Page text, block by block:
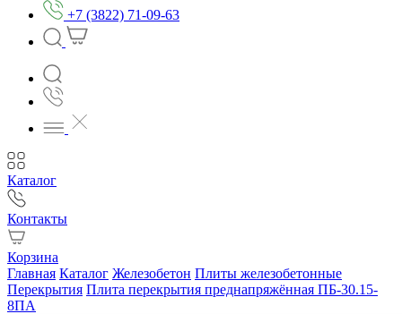
+7 (3822) 71-09-63
Каталог
Контакты
Корзина
Главная Каталог Железобетон Плиты железобетонные
Перекрытия Плита перекрытия преднапряжённая ПБ-30.15-
8ПА